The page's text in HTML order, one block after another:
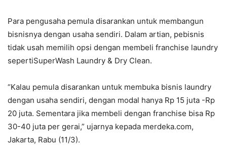
Para pengusaha pemula disarankan untuk membangun
bisnisnya dengan usaha sendiri. Dalam artian, pebisnis
tidak usah memilih opsi dengan membeli franchise laundry
sepertiSuperWash Laundry & Dry Clean.
“Kalau pemula disarankan untuk membuka bisnis laundry
dengan usaha sendiri, dengan modal hanya Rp 15 juta -Rp
20 juta. Sementara jika membeli dengan franchise bisa Rp
30-40 juta per gerai,” ujarnya kepada merdeka.com,
Jakarta, Rabu (11/3).